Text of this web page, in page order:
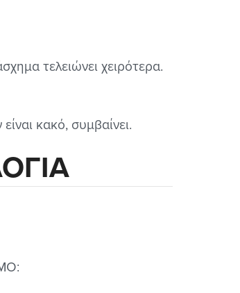
τελειώνει χειρότερα.
κακό, συμβαίνει.